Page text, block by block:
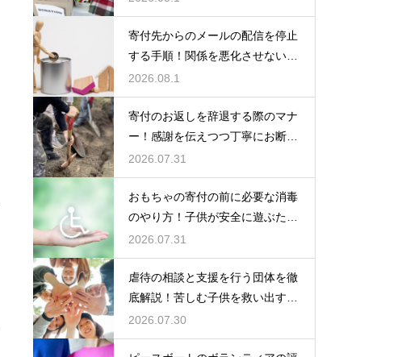
寄付先からのメールの配信を停止
する手順！関係を悪化させないス
マートなマナー
2026.08.1
寄付のお返しを辞退する際のマナ
ー！感謝を伝えつつ丁寧にお断り
する
2026.07.31
おもちゃの寄付の前に必要な消毒
のやり方！子供が安全に遊ぶため
の思いやり
2026.07.31
虐待の相談と支援を行う団体を徹
底解説！苦しむ子供を救い出すた
めの窓口
2026.07.30